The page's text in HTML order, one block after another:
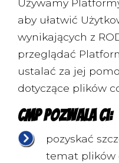
Używamy
aby ułatwić
wynikających z
przeglądać
ustalać za jej
dotyczące plików
CMP pozwala Ci:
pozyskać
temat plików